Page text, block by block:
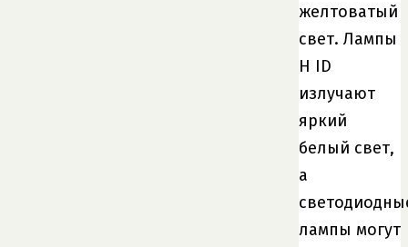
желтоватый
свет. Лампы
H ID
излучают
яркий
белый свет,
а
лампы могут